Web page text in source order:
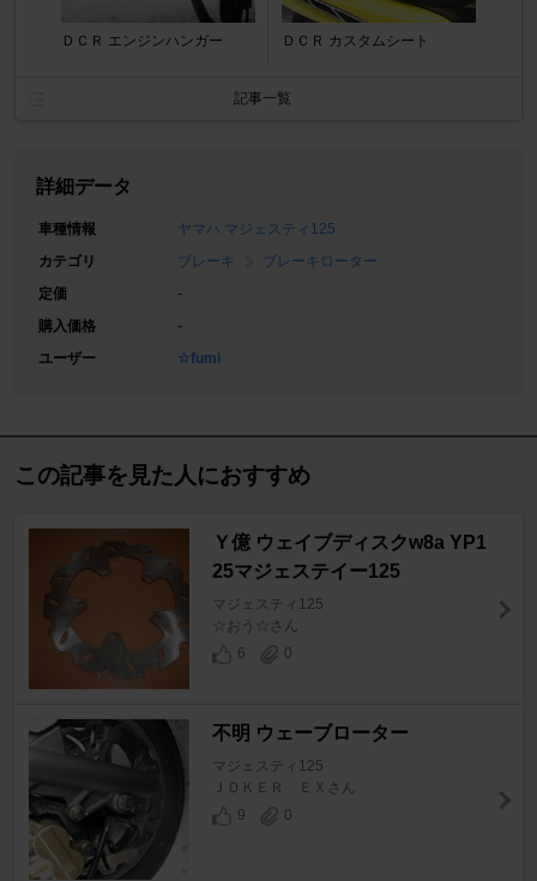
ＤＣＲ エンジンハンガー ＤＣＲ カスタムシート
記事一覧
詳細データ
車種情報
ヤマハ マジェスティ125
カテゴリ
ブレーキ
ブレーキローター
定価
-
購入価格
-
ユーザー
☆fumi
この記事を見た人におすすめ
Ｙ億 ウェイブディスクw8a YP1
25マジェステイー125
マジェスティ125
☆おう☆さん
6
0
不明 ウェーブローター
マジェスティ125
ＪＯＫＥＲ ＥＸさん
9
0